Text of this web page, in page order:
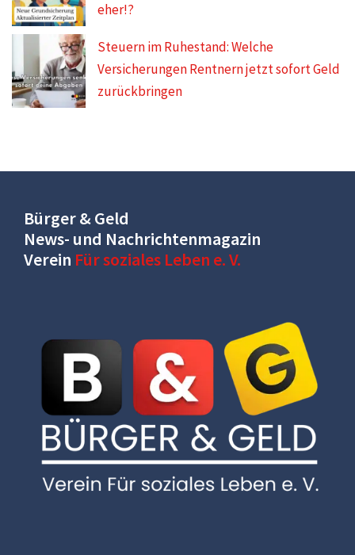
eher!?
Steuern im Ruhestand: Welche
Versicherungen Rentnern jetzt sofort Geld
zurückbringen
Bürger & Geld
News- und Nachrichtenmagazin
Verein Für soziales Leben e. V.